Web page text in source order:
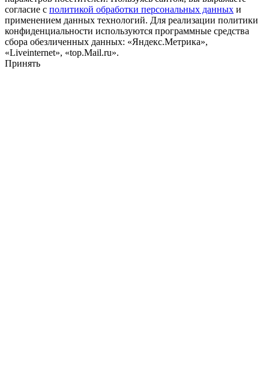
согласие с политикой обработки персональных данных и
применением данных технологий. Для реализации политики
конфиденциальности используются программные средства
сбора обезличенных данных: «Яндекс.Метрика»,
«Liveinternet», «top.Mail.ru».
Принять